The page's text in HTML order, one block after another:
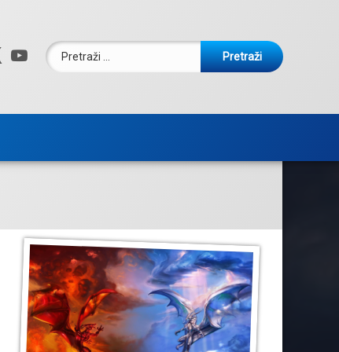
X.com
YouTube
Pretraži: